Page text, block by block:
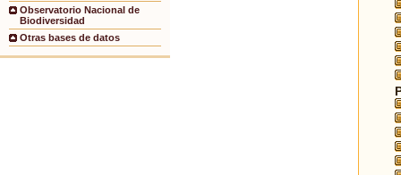
Observatorio Nacional de
Biodiversidad
Otras bases de datos